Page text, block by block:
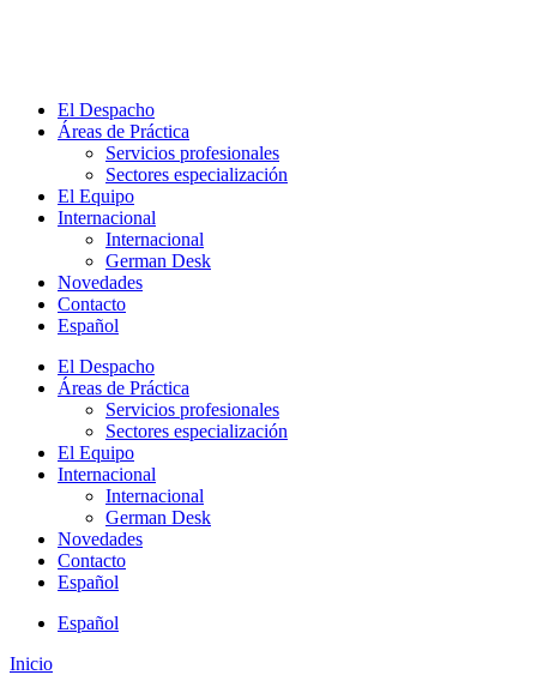
El Despacho
Áreas de Práctica
Servicios profesionales
Sectores especialización
El Equipo
Internacional
Internacional
German Desk
Novedades
Contacto
Español
El Despacho
Áreas de Práctica
Servicios profesionales
Sectores especialización
El Equipo
Internacional
Internacional
German Desk
Novedades
Contacto
Español
Español
Inicio